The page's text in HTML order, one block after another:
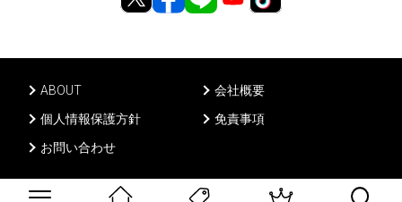
ABOUT
会社概要
個人情報保護方針
免責事項
お問い合わせ